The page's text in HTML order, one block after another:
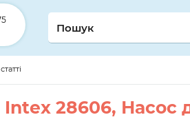
Intex 28606, Насос